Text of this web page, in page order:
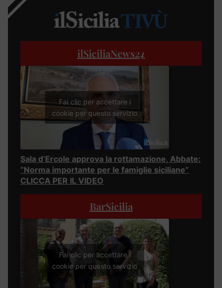
ilSiciliaNews24
Fai clic per accettare i
cookie per questo servizio
Sala d’Ercole approva la rottamazione, Abbate:
“Norma importante per le famiglie siciliane”
CLICCA PER IL VIDEO
BarSicilia
Fai clic per accettare i
cookie per questo servizio